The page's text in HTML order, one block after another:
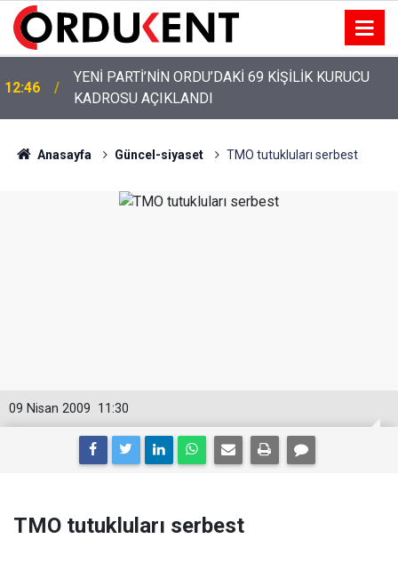
12:46
YENİ PARTİ’NİN ORDU’DAKİ 69 KİŞİLİK KURUCU
KADROSU AÇIKLANDI
Anasayfa Güncel-siyaset TMO tutukluları serbest
11:30
09 Nisan 2009
TMO tutukluları serbest